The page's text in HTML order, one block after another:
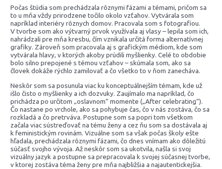
Počas štúdia som prechádzala rôznymi fázami a témami, pričom sa
to u mňa vždy prirodzene točilo okolo vzťahov. Vytvárala som
napríklad interiéry rôznych domov. Pracovala som s fotografiou.
V tvorbe som ako výtvarný prvok využívala aj vlasy – lepila som ich,
nahrádzali pre mňa kresbu, čím vznikala určitá forma alternatívnej
grafiky. Zároveň som pracovala aj s grafickým médiom, kde som
vytvárala hlavy, v ktorých akoby prúdili myšlienky. Celé to obdobie
bolo silno prepojené s témou vzťahov – skúmala som, ako sa
človek dokáže rýchlo zamilovať a čo všetko to v ňom zanecháva.
Neskôr som sa posunula viac ku konceptuálnejším témam, kde už
išlo čisto o myšlienky a ich dozvuky. Zaujímalo ma napríklad, čo
prichádza po určitom „oslavnom“ momente („After celebrating“).
Čo nastane po vrchole, ako sa pohybuje čas, čo v nás zostáva, čo sa
rozkladá a čo pretrváva. Postupne som sa popri tom všetkom
začala viac sústreďovať na tému ženy a cez ňu som sa dostávala aj
k feministickým rovinám. Vizuálne som sa však počas školy ešte
hľadala, prechádzala rôznymi fázami, čo dnes vnímam ako dôležitú
súčasť svojho vývoja. Až neskôr som sa ukotvila, našla si svoj
vizuálny jazyk a postupne sa prepracovala k svojej súčasnej tvorbe,
v ktorej zostáva téma ženy pre mňa najbližšia a najautentickejšia.